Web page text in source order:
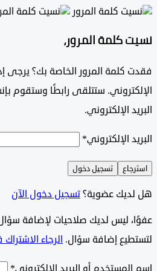
كلمة المرور،
كلمة المرور الخاصة بك؟ يرجى إدخال
ستتلقى رابطًا وستقوم بإنشاء
الإلكتروني.
الإلكتروني*
تسجيل دخول
عضوية؟تسجيل دخول الآن
ليس لديك صلاحيات لإضافة سؤال,
إضافة سؤال.الرجاء الاشتراك في